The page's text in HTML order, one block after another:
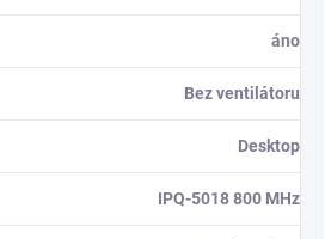
áno
Bez ventilátoru
Desktop
IPQ-5018 800 MHz